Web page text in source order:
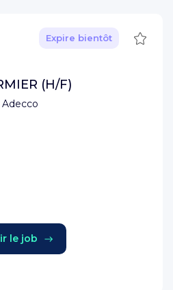
Adecco
Expire bientôt
(H/F)
le job